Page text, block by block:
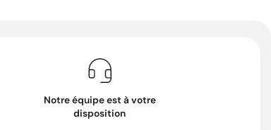
Notre équipe est à votre
disposition